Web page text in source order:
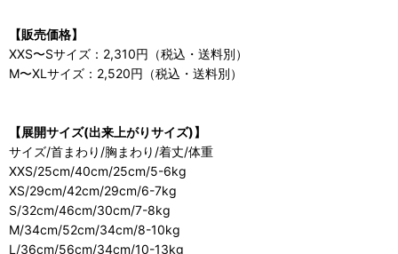
【販売価格】
XXS〜Sサイズ：2,310円（税込・送料別）
M〜XLサイズ：2,520円（税込・送料別）
【展開サイズ(出来上がりサイズ)】
サイズ/首まわり/胸まわり/着丈/体重
XXS/25cm/40cm/25cm/5-6kg
XS/29cm/42cm/29cm/6-7kg
S/32cm/46cm/30cm/7-8kg
M/34cm/52cm/34cm/8-10kg
L/36cm/56cm/34cm/10-13kg